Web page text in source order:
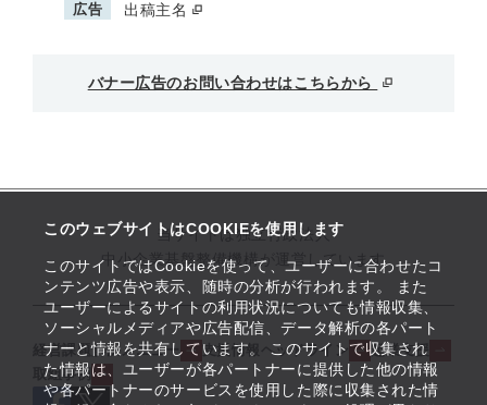
このウェブサイトはCOOKIEを使用します
このサイトではCookieを使って、ユーザーに合わせたコ
ンテンツ広告や表示、随時の分析が行われます。 また
ユーザーによるサイトの利用状況についても情報収集、
ソーシャルメディアや広告配信、データ解析の各パート
ナーと情報を共有しています。 このサイトで収集され
た情報は、ユーザーが各パートナーに提供した他の情報
や各パートナーのサービスを使用した際に収集された情
広告 出稿主名
バナー広告のお問い合わせはこちらから
当サイトは独立行政法人
中小企業基盤整備機構が運営しています
経営課題解決メニュー 支援情報ヘッドライン
起業支援
取組事例